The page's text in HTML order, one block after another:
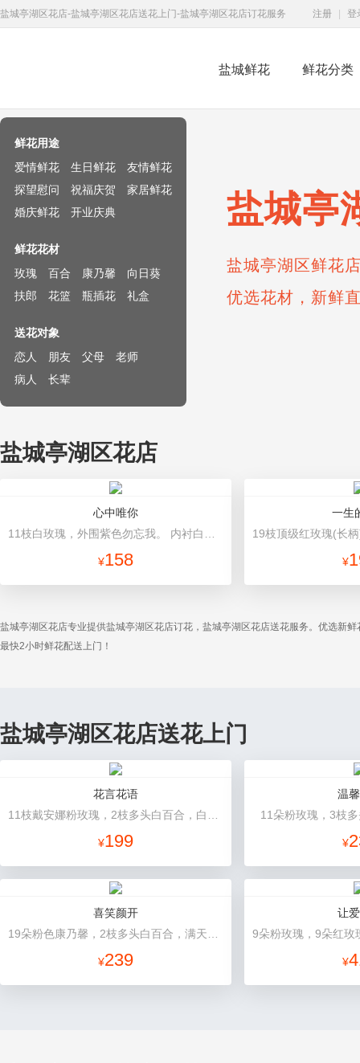
盐城亭湖区花店-盐城亭湖区花店送花上门-盐城亭湖区花店订花服务 注册 登
盐城鲜花 鲜花分类
盐城亭
盐城亭湖区鲜花
优选花材，新鲜
鲜花用途
爱情鲜花
生日鲜花
友情鲜花
探望慰问
祝福庆贺
家居鲜花
婚庆鲜花
开业庆典
鲜花花材
玫瑰
百合 康乃馨
向日葵
扶郎
花篮 瓶插花 礼盒
送花对象
恋人
朋友 父母
老师
病人
长辈
盐城亭湖区花店
心中唯你
¥158
一生
¥
盐城亭湖区花店专业提供盐城亭湖区花店订花，盐城亭湖区花店送花服务。优选新
最快2小时鲜花配送上门！
盐城亭湖区花店送花上门
花言花语
¥199
温
11朵粉玫瑰，3枝
¥
喜笑颜开
¥239
让
¥